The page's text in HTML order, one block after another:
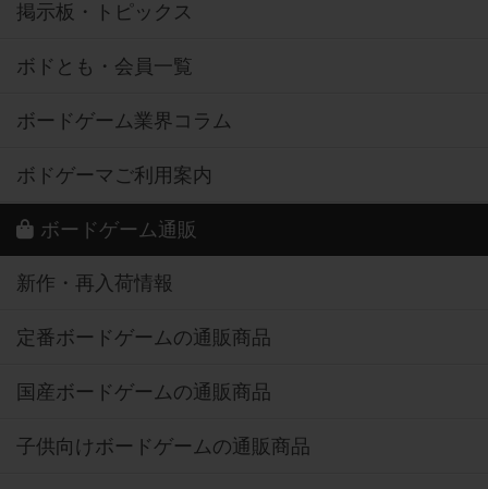
掲示板・トピックス
ボドとも・会員一覧
ボードゲーム業界コラム
ボドゲーマご利用案内
ボードゲーム通販
新作・再入荷情報
定番ボードゲームの通販商品
国産ボードゲームの通販商品
子供向けボードゲームの通販商品